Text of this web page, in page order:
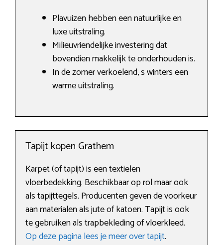
Plavuizen hebben een natuurlijke en
luxe uitstraling.
Milieuvriendelijke investering dat
bovendien makkelijk te onderhouden is.
In de zomer verkoelend, s winters een
warme uitstraling.
Tapijt kopen Grathem
Karpet (of tapijt) is een textielen
vloerbedekking. Beschikbaar op rol maar ook
als tapijttegels. Producenten geven de voorkeur
aan materialen als jute of katoen. Tapijt is ook
te gebruiken als trapbekleding of vloerkleed.
Op deze pagina lees je meer over tapijt.